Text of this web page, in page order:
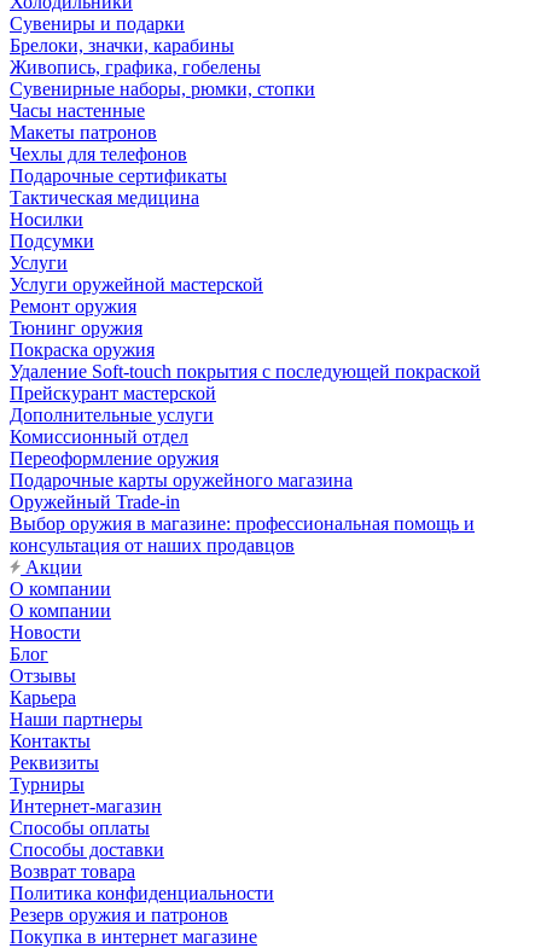
Сувениры и подарки
Брелоки, значки, карабины
Живопись, графика, гобелены
Сувенирные наборы, рюмки, стопки
Часы настенные
Макеты патронов
Чехлы для телефонов
Подарочные сертификаты
Тактическая медицина
Носилки
Подсумки
Услуги
Услуги оружейной мастерской
Ремонт оружия
Тюнинг оружия
Покраска оружия
Удаление Soft-touch покрытия с последующей покраской
Прейскурант мастерской
Дополнительные услуги
Комиссионный отдел
Переоформление оружия
Подарочные карты оружейного магазина
Оружейный Trade-in
Выбор оружия в магазине: профессиональная помощь и
консультация от наших продавцов
Акции
О компании
О компании
Новости
Блог
Отзывы
Карьера
Наши партнеры
Контакты
Реквизиты
Турниры
Интернет-магазин
Способы оплаты
Способы доставки
Возврат товара
Политика конфиденциальности
Резерв оружия и патронов
Покупка в интернет магазине